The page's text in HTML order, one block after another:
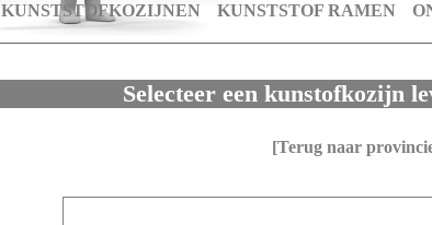
KUNSTSTOFKOZIJNEN KUNSTSTOF RAMEN
Selecteer een kunstofkozijn
[Terug naar